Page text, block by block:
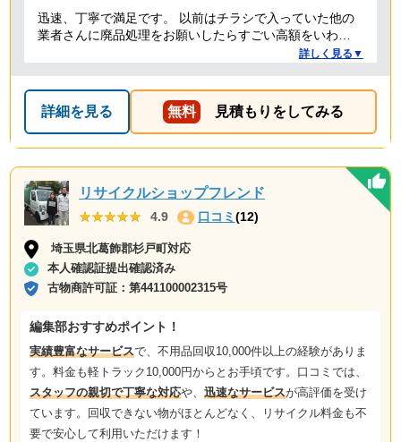
迅速、丁寧で満足です。 以前はチラシで入っていた他の
業者さんに廃品処理をお願いしたらすごい高額をいわれ
たことがありましたが、クリーランドさんは提示額通り
詳しく見る▼
詳細を見る 無料 見積もりをしてみる
リサイクルショップフレンド
★★★★★
★★★★★ 4.9 口コミ (12)
埼玉県北葛飾郡杉戸町対応
本人確認証提出確認済み
古物商許可証：第441100002315号
編集部おすすめポイント！
実績豊富なサービスで、不用品回収10,000件以上の経験がありま
す。料金も軽トラック10,000円からとお手頃です。口コミでは、
スタッフの親切で丁寧な対応や、 迅速なサービスが高評価を受け
ています。回収できない物がほとんどなく、リサイクル料金も不
要で安心して利用いただけます！